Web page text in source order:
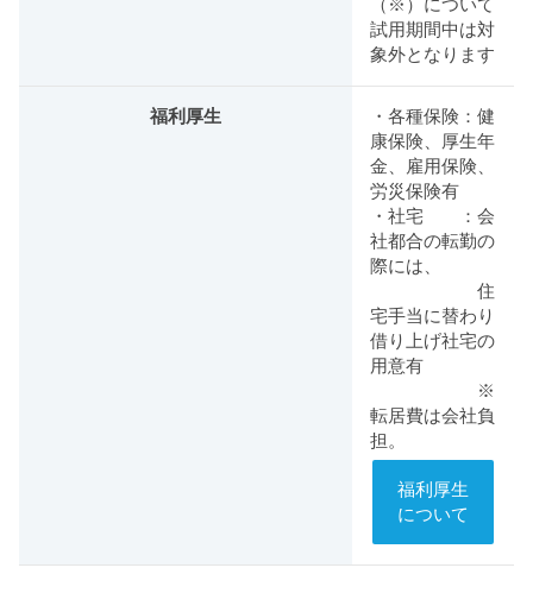
試用期間中は対
象外となります
福利厚生
・各種保険：健
康保険、厚生年
金、雇用保険、
労災保険有
・社宅 ：会
社都合の転勤の
際には、
住
宅手当に替わり
借り上げ社宅の
用意有
※
転居費は会社負
担。
福利厚生
について